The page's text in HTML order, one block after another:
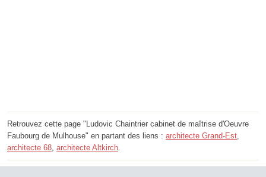
Retrouvez cette page "Ludovic Chaintrier cabinet de maîtrise d'Oeuvre
Faubourg de Mulhouse" en partant des liens : architecte Grand-Est,
architecte 68, architecte Altkirch.